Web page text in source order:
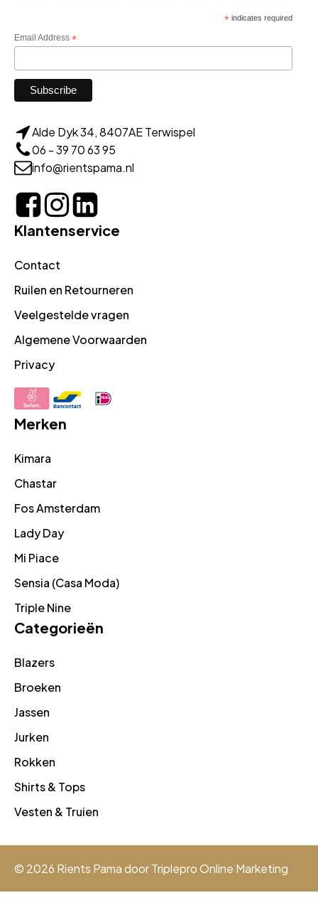
*indicates required
Email Address *
Alde Dyk 34, 8407AE Terwispel
06 - 39 70 63 95
info@rientspama.nl
Klantenservice
Contact
Ruilen en Retourneren
Veelgestelde vragen
Algemene Voorwaarden
Privacy
Merken
Kimara
Chastar
Fos Amsterdam
Lady Day
Mi Piace
Sensia (Casa Moda)
Triple Nine
Categorieën
Blazers
Broeken
Jassen
Jurken
Rokken
Shirts & Tops
Vesten & Truien
© 2026 Rients Pama doorTriplepro Online Marketing